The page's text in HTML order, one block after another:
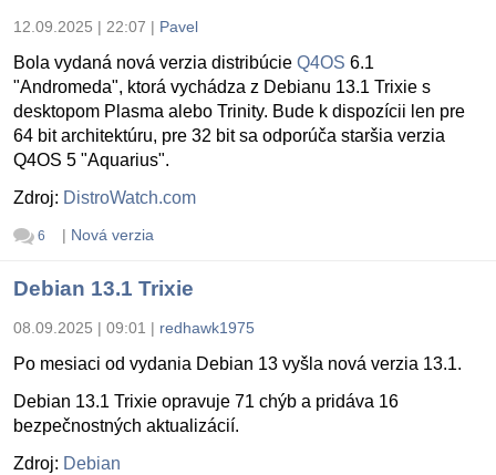
12.09.2025 | 22:07 | Pavel
Bola vydaná nová verzia distribúcie Q4OS 6.1
"Andromeda", ktorá vychádza z Debianu 13.1 Trixie s
desktopom Plasma alebo Trinity. Bude k dispozícii len pre
64 bit architektúru, pre 32 bit sa odporúča staršia verzia
Q4OS 5 "Aquarius".
Zdroj: DistroWatch.com
6 | Nová verzia
Debian 13.1 Trixie
08.09.2025 | 09:01 | redhawk1975
Po mesiaci od vydania Debian 13 vyšla nová verzia 13.1.
Debian 13.1 Trixie opravuje 71 chýb a pridáva 16
bezpečnostných aktualizácií.
Zdroj: Debian